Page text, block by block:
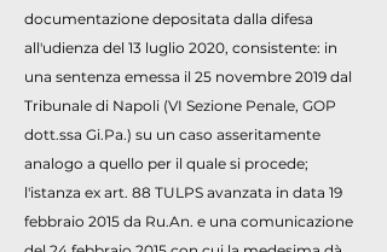
documentazione depositata dalla difesa
all'udienza del 13 luglio 2020, consistente: in
una sentenza emessa il 25 novembre 2019 dal
Tribunale di Napoli (VI Sezione Penale, GOP
dott.ssa Gi.Pa.) su un caso asseritamente
analogo a quello per il quale si procede;
l'istanza ex art. 88 TULPS avanzata in data 19
febbraio 2015 da Ru.An. e una comunicazione